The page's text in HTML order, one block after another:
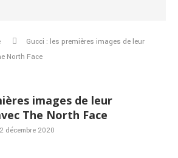
Gucci : les premières images de leur
North Face
images de leur
The North Face
décembre 2020